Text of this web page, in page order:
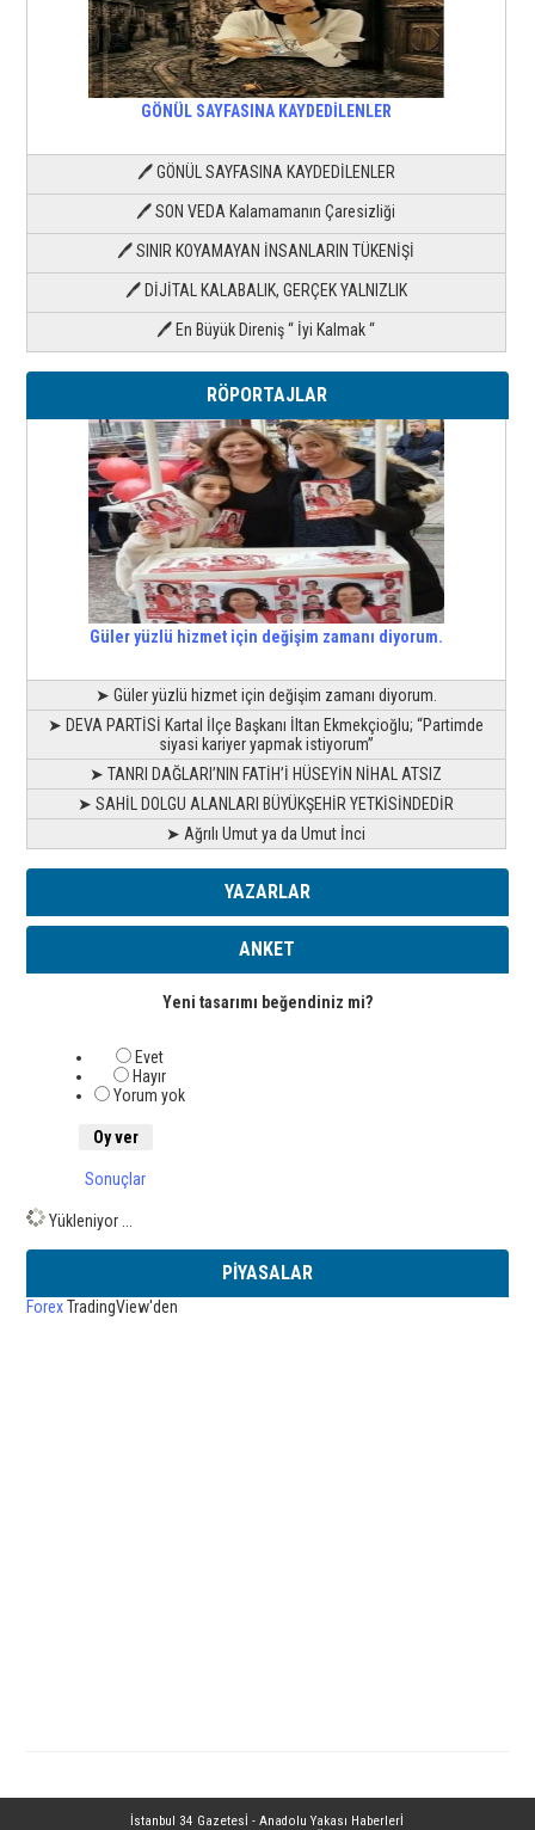
GÖNÜL SAYFASINA KAYDEDİLENLER
🖊 GÖNÜL SAYFASINA KAYDEDİLENLER
🖊 SON VEDA Kalamamanın Çaresizliği
🖊 SINIR KOYAMAYAN İNSANLARIN TÜKENİŞİ
🖊 DİJİTAL KALABALIK, GERÇEK YALNIZLIK
🖊 En Büyük Direniş “ İyi Kalmak “
RÖPORTAJLAR
Güler yüzlü hizmet için değişim zamanı diyorum.
➤ Güler yüzlü hizmet için değişim zamanı diyorum.
➤ DEVA PARTİSİ Kartal İlçe Başkanı İltan Ekmekçioğlu; “Partimde
siyasi kariyer yapmak istiyorum”
➤ TANRI DAĞLARI’NIN FATİH’İ HÜSEYİN NİHAL ATSIZ
➤ SAHİL DOLGU ALANLARI BÜYÜKŞEHİR YETKİSİNDEDİR
➤ Ağrılı Umut ya da Umut İnci
YAZARLAR
ANKET
Yeni tasarımı beğendiniz mi?
Evet
Hayır
Yorum yok
Sonuçlar
Yükleniyor ...
PİYASALAR
ForexTradingView'den
İstanbul 34 Gazetesİ - Anadolu Yakası Haberlerİ